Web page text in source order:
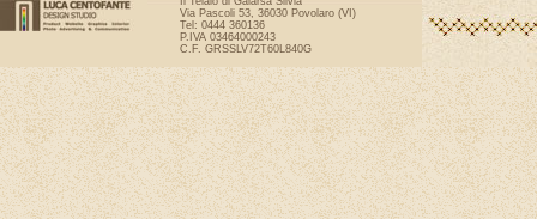
Via Pascoli 53, 36030 Povolaro (VI)
Tel: 0444 360136
P.IVA 03464000243
C.F. GRSSLV72T60L840G